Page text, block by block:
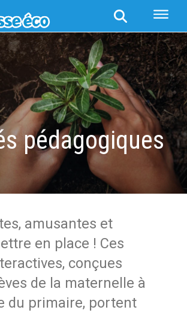
pédagogiques
amusantes et
en place ! Ces
conçues
de la maternelle à
du primaire, portent